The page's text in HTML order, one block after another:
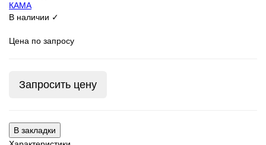
КАМА
В наличии ✓
Цена по запросу
Запросить цену
В закладки